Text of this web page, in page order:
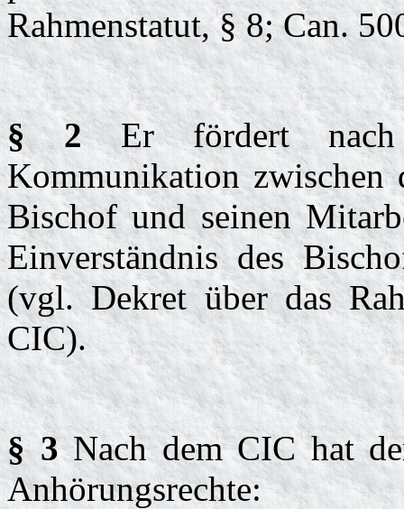
Rahmenstatut, § 8; Can.
§ 2Er fördert
Kommunikation zwischen
Bischof und seinen
Einverständnis des
(vgl. Dekret über das
CIC).
§ 3Nach dem CIC hat
Anhörungsrechte: